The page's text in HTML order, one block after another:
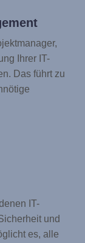
Ihrer IT-
Das führt zu
IT-
und
es, alle